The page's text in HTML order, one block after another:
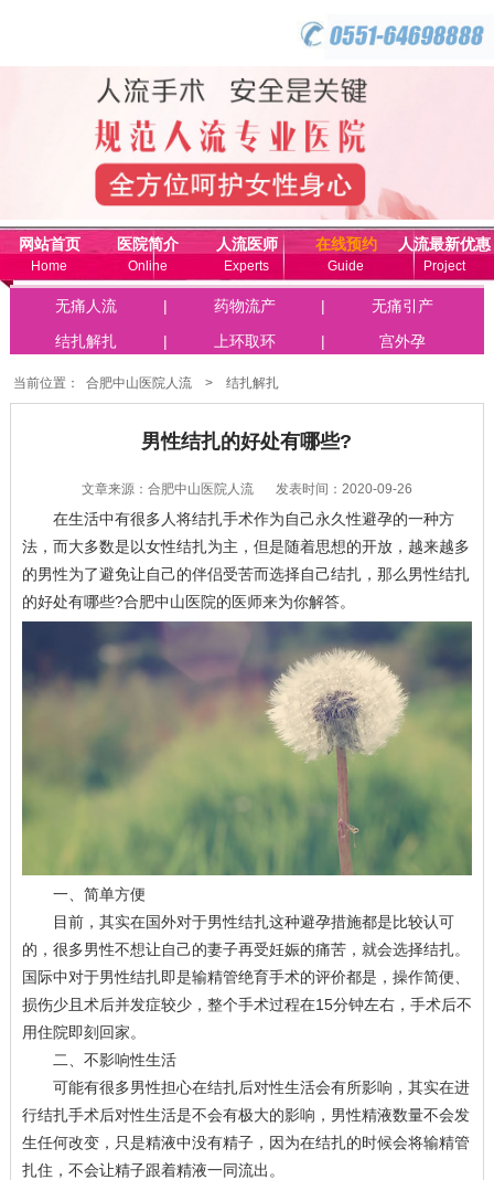
网站首页
Home
医院简介
Online
人流医师
Experts
在线预约
Guide
人流最新优惠
Project
联系我们无痛人流 | 药物流产 |
无痛引产
结扎解扎
| 上环取环 | 宫外孕
当前位置： 合肥中山医院人流 > 结扎解扎
男性结扎的好处有哪些?
文章来源：合肥中山医院人流 发表时间：2020-09-26
在生活中有很多人将结扎手术作为自己永久性避孕的一种方
法，而大多数是以女性结扎为主，但是随着思想的开放，越来越多
的男性为了避免让自己的伴侣受苦而选择自己结扎，那么男性结扎
的好处有哪些?合肥中山医院的医师来为你解答。
一、简单方便
目前，其实在国外对于男性结扎这种避孕措施都是比较认可
的，很多男性不想让自己的妻子再受妊娠的痛苦，就会选择结扎。
国际中对于男性结扎即是输精管绝育手术的评价都是，操作简便、
损伤少且术后并发症较少，整个手术过程在15分钟左右，手术后不
用住院即刻回家。
二、不影响性生活
可能有很多男性担心在结扎后对性生活会有所影响，其实在进
行结扎手术后对性生活是不会有极大的影响，男性精液数量不会发
生任何改变，只是精液中没有精子，因为在结扎的时候会将输精管
扎住，不会让精子跟着精液一同流出。